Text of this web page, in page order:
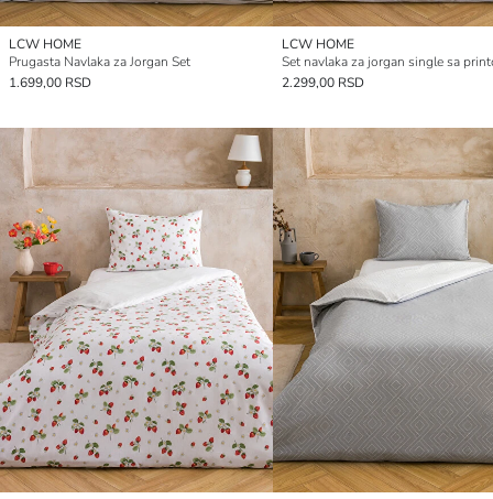
LCW HOME
Prugasta Navlaka za Jorgan Set
1.699,00 RSD
LCW HOME
2.299,00 RSD